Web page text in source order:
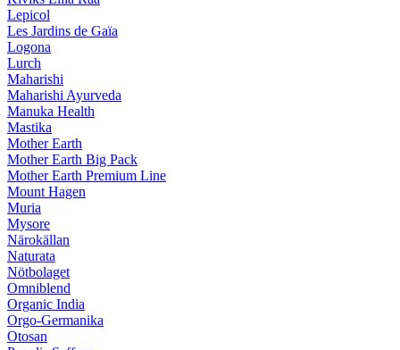
Lepicol
Les Jardins de Gaïa
Logona
Lurch
Maharishi
Maharishi Ayurveda
Manuka Health
Mastika
Mother Earth
Mother Earth Big Pack
Mother Earth Premium Line
Mount Hagen
Muria
Mysore
Närokällan
Naturata
Nötbolaget
Omniblend
Organic India
Orgo-Germanika
Otosan